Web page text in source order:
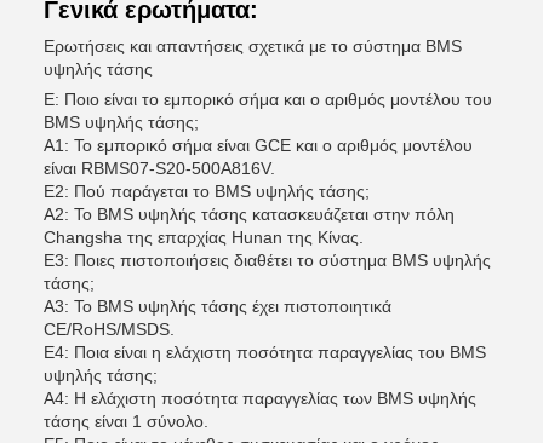
Γενικά ερωτήματα:
Ερωτήσεις και απαντήσεις σχετικά με το σύστημα BMS
υψηλής τάσης
Ε: Ποιο είναι το εμπορικό σήμα και ο αριθμός μοντέλου του
BMS υψηλής τάσης;
Α1: Το εμπορικό σήμα είναι GCE και ο αριθμός μοντέλου
είναι RBMS07-S20-500A816V.
Ε2: Πού παράγεται το BMS υψηλής τάσης;
Α2: Το BMS υψηλής τάσης κατασκευάζεται στην πόλη
Changsha της επαρχίας Hunan της Κίνας.
Ε3: Ποιες πιστοποιήσεις διαθέτει το σύστημα BMS υψηλής
τάσης;
Α3: Το BMS υψηλής τάσης έχει πιστοποιητικά
CE/RoHS/MSDS.
Ε4: Ποια είναι η ελάχιστη ποσότητα παραγγελίας του BMS
υψηλής τάσης;
Α4: Η ελάχιστη ποσότητα παραγγελίας των BMS υψηλής
τάσης είναι 1 σύνολο.